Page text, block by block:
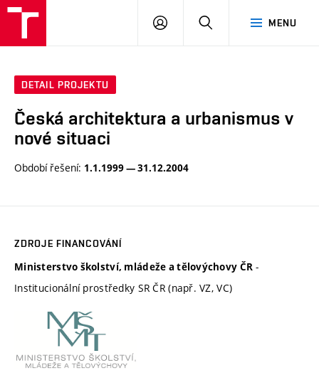
MENU
PŘIHLÁSIT
DETAIL PROJEKTU
Česká architektura a urbanismus v
nové situaci
Období řešení: 1.1.1999 — 31.12.2004
ZDROJE FINANCOVÁNÍ
Ministerstvo školství, mládeže a tělovýchovy ČR -
Institucionální prostředky SR ČR (např. VZ, VC)